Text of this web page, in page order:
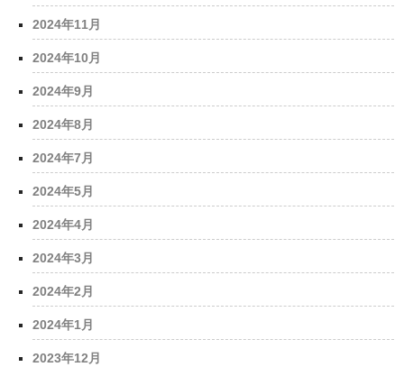
2024年11月
2024年10月
2024年9月
2024年8月
2024年7月
2024年5月
2024年4月
2024年3月
2024年2月
2024年1月
2023年12月